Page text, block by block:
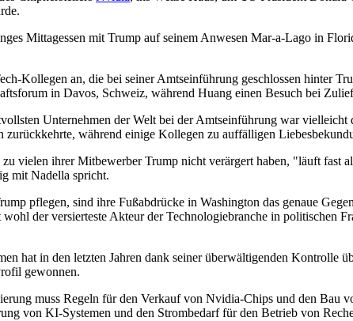
Mittagessen mit Trump auf seinem Anwesen Mar-a-Lago in
Kollegen an, die bei seiner Amtseinführung geschlossen hinter
in Davos, Schweiz, während Huang einen Besuch bei
Unternehmen der Welt bei der Amtseinführung war vielleicht
zurückkehrte, während einige Kollegen zu auffälligen
vielen ihrer Mitbewerber Trump nicht verärgert haben, "läuft fast
mit Nadella spricht.
pflegen, sind ihre Fußabdrücke in Washington das genaue
der versierteste Akteur der Technologiebranche in politischen
hat in den letzten Jahren dank seiner überwältigenden Kontrolle
gewonnen.
muss Regeln für den Verkauf von Nvidia-Chips und den Bau
von KI-Systemen und den Strombedarf für den Betrieb von